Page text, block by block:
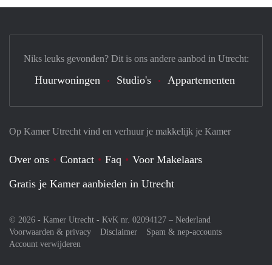
Op Kamer Utrecht vind en verhuur je makkelijk je Kamer
Over ons Contact Faq
Voor Makelaars
Gratis je Kamer aanbieden in Utrecht
© 2026 - Kamer Utrecht - KvK nr. 02094127 – Nederland
Voorwaarden & privacy
Disclaimer
Spam & nep-accounts
Account verwijderen
Niks leuks gevonden? Dit is ons andere aanbod in Utrecht:
Huurwoningen Studio's Appartementen